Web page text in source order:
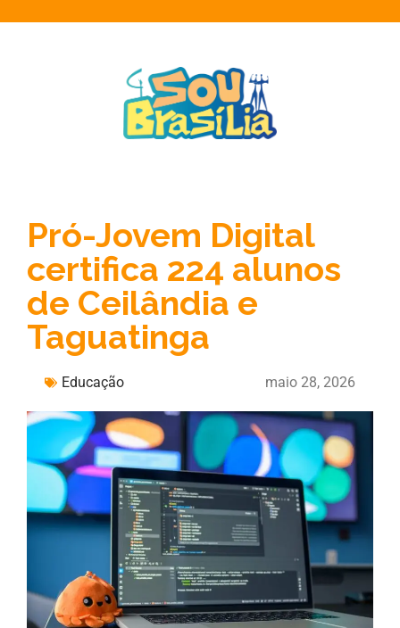
Pró-Jovem Digital
certifica 224 alunos
de Ceilândia e
Taguatinga
Educação maio 28, 2026